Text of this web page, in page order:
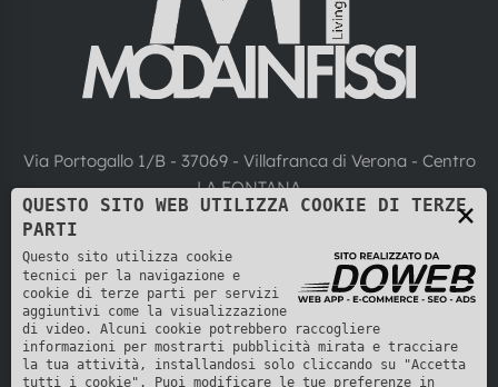
Via Portogallo 1/B - 37069 - Villafranca di Verona - Centro
LA FONTANA
info@modatenda.it
×
QUESTO SITO WEB UTILIZZA COOKIE DI TERZE
PARTI
Questo sito utilizza cookie
tecnici per la navigazione e
cookie di terze parti per servizi
aggiuntivi come la visualizzazione
di video. Alcuni cookie potrebbero raccogliere
informazioni per mostrarti pubblicità mirata e tracciare
la tua attività, installandosi solo cliccando su "Accetta
tutti i cookie". Puoi modificare le tue preferenze in